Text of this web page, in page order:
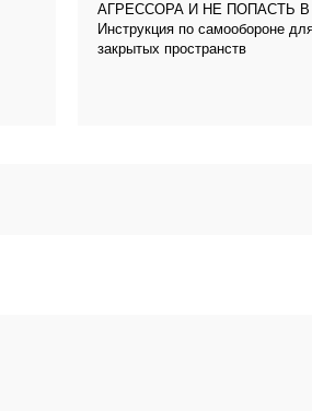
АГРЕССОРА И НЕ ПОПАСТЬ
Инструкция по самообороне
закрытых пространств